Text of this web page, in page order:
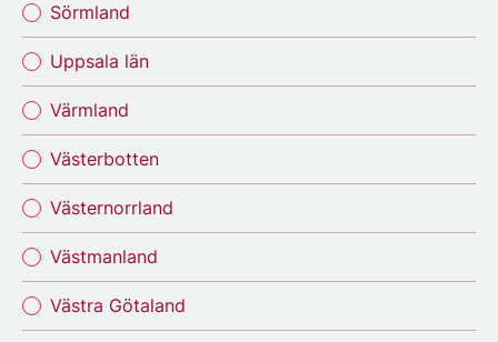
Sörmland
Uppsala län
Värmland
Västerbotten
Västernorrland
Västmanland
Västra Götaland